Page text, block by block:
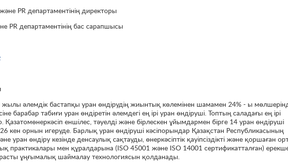
PR департаментінің директоры
PR департаментінің бас сарапшысы
жылы әлемдік бастапқы уран өндірудің жиынтық көлемінен шамамен 24% - ы
барабар табиғи уран өндіретін әлемдегі ең ірі уран өндіруші. Топтың саладағы ең ірі
Қазатомөнеркәсіп еншілес, тәуелді және бірлескен ұйымдармен бірге 14 уран өндіруші
26 кен орнын игеруде. Барлық уран өндіруші кәсіпорындар Қазақстан Республикасының
уран өндіру кезінде денсаулық сақтауды, өнеркәсіптік қауіпсіздікті және қоршаған
практикалары мен құралдарына (ISO 45001 және ISO 14001 сертификатталған)
ұңғымалық шаймалау технологиясын қолданады.